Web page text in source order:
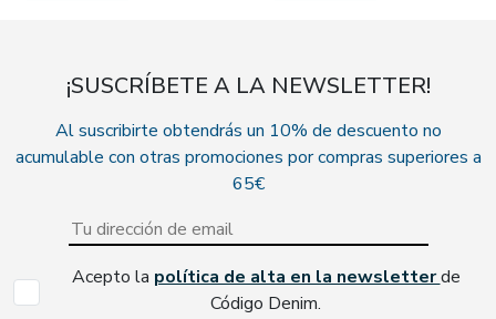
¡SUSCRÍBETE A LA NEWSLETTER!
Al suscribirte obtendrás un 10% de descuento no
acumulable con otras promociones por compras superiores a
65€
Acepto la política de alta en la newsletterde
Código Denim.